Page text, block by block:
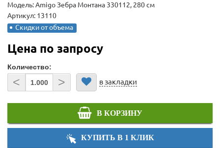
Модель:Amigo Зебра Монтана 330112, 280 см
Артикул: 13110
Скидки от объема
Цена по запросу
Количество:
< > в закладки
В КОРЗИНУ
КУПИТЬ В 1 КЛИК